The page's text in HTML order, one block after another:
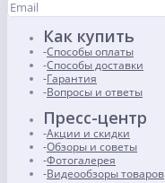
Как купить
Способы оплаты
Способы доставки
Гарантия
Вопросы и ответы
Пресс-центр
Акции и скидки
Обзоры и советы
Фотогалерея
Видеообзоры товаров